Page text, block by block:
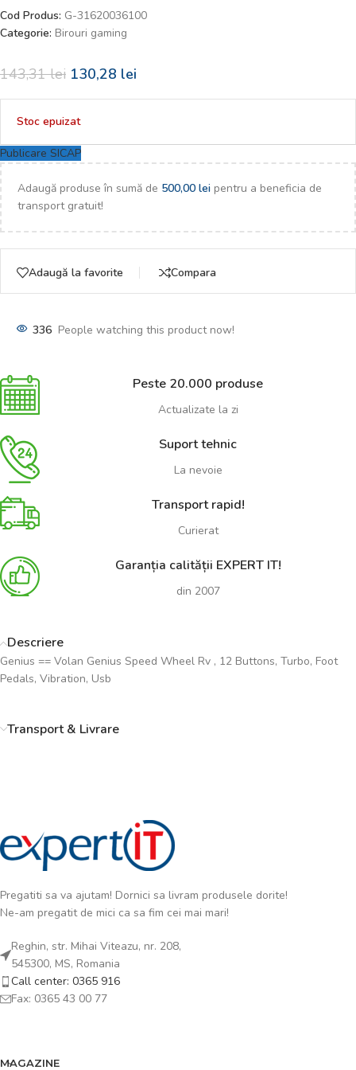
Cod Produs: G-31620036100
Categorie: Birouri gaming
143,31lei 130,28 lei
Stoc epuizat
Publicare SICAP
Adaugă produse în sumă de 500,00 lei pentru a beneficia de
transport gratuit!
Adaugă la favorite Compara
336 People watching this product now!
Peste 20.000 produse
Actualizate la zi
Suport tehnic
La nevoie
Transport rapid!
Curierat
Garanția calității EXPERT IT!
din 2007
Descriere
Genius == Volan Genius Speed Wheel Rv , 12 Buttons, Turbo, Foot
Pedals, Vibration, Usb
Transport & Livrare
Pregatiti sa va ajutam! Dornici sa livram produsele dorite!
Ne-am pregatit de mici ca sa fim cei mai mari!
Reghin, str. Mihai Viteazu, nr. 208,
545300, MS, Romania
Call center: 0365 916
Fax: 0365 43 00 77
MAGAZINE